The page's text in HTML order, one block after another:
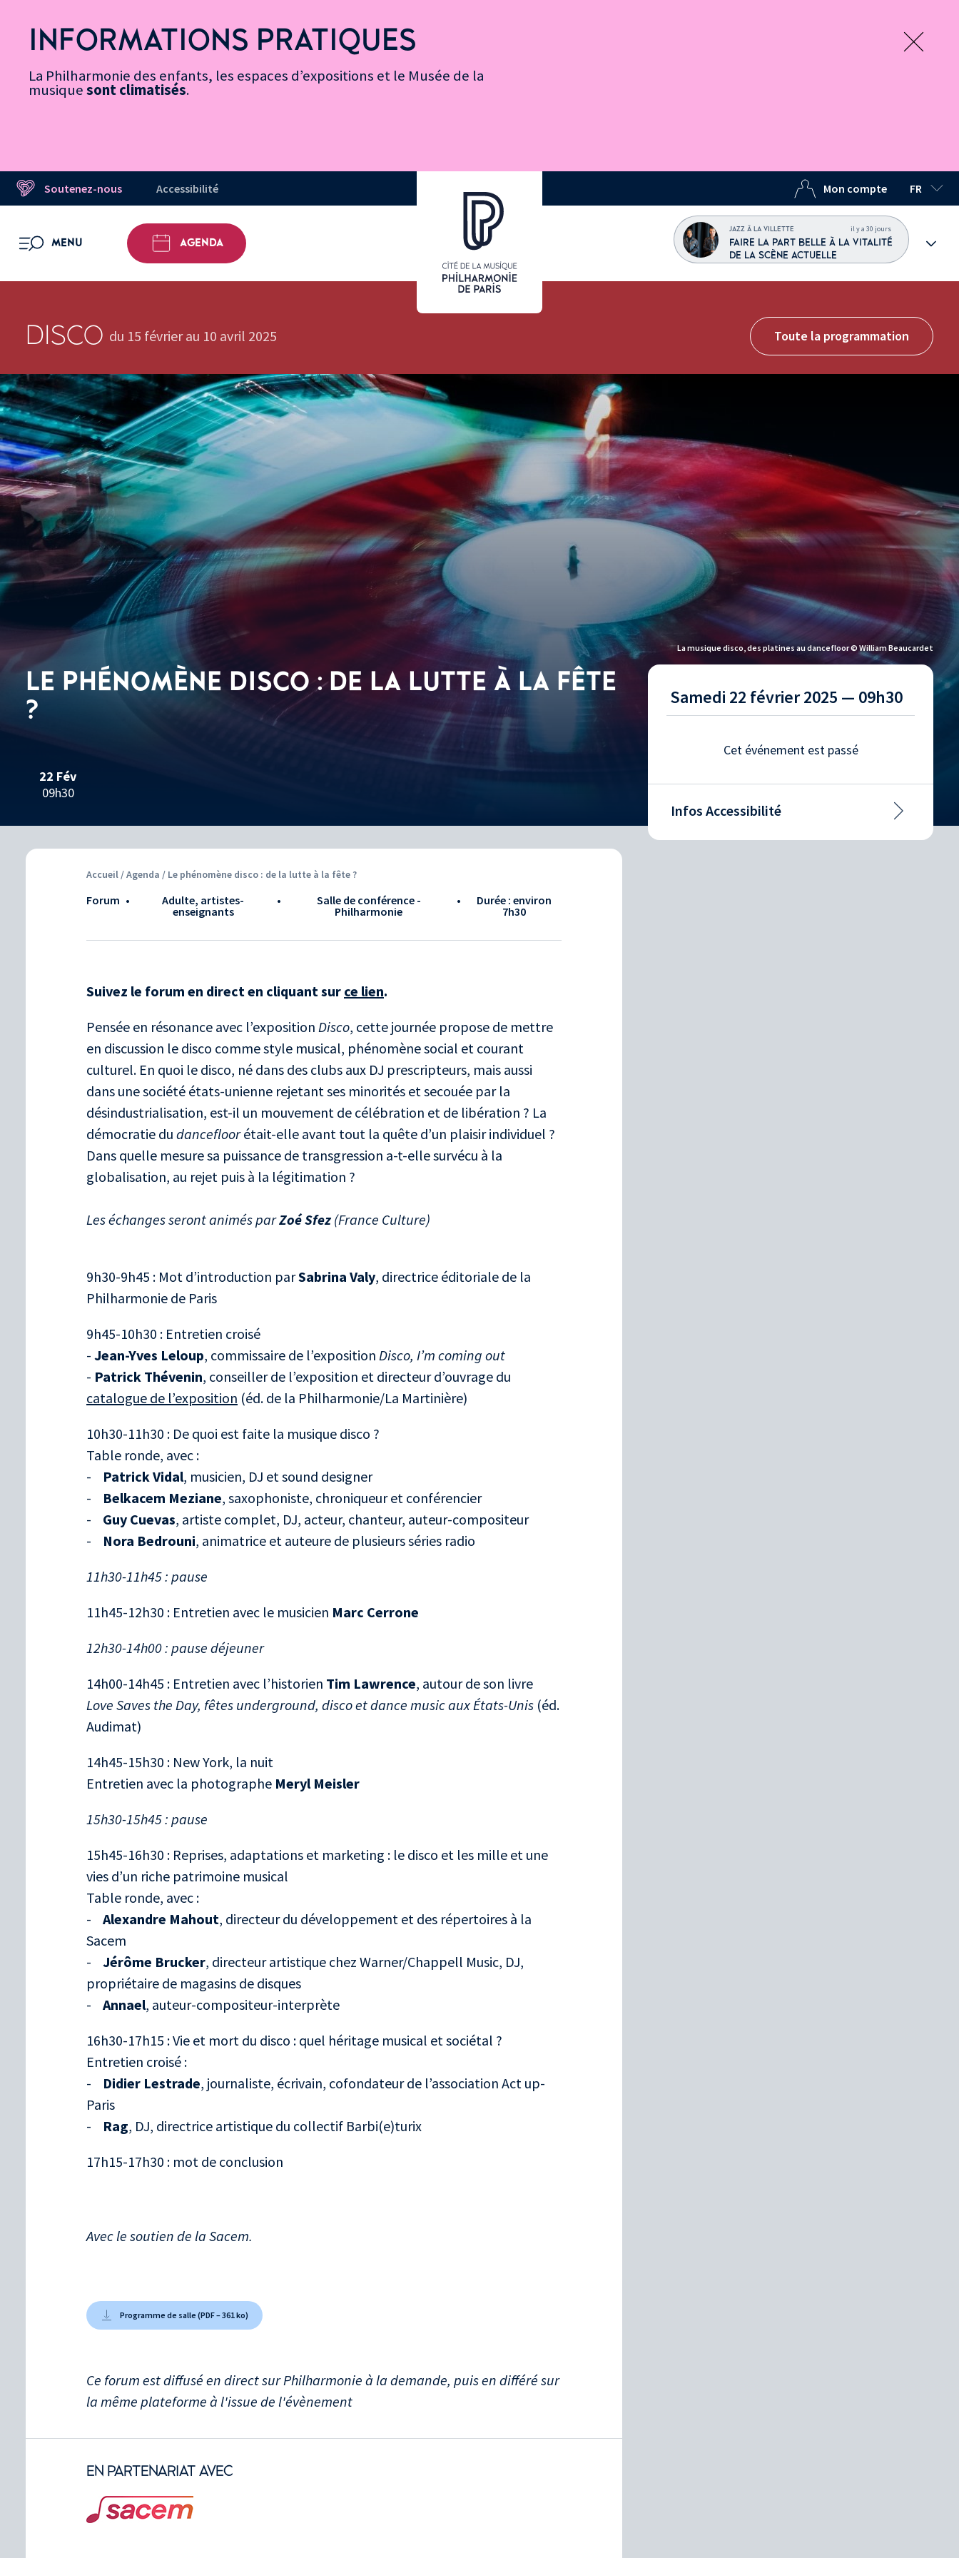
Accessibilité
rapides
contenuMessage d’information
INFORMATIONS PRATIQUES
La Philharmonie des enfants, les espaces d’expositions et le Musée de la
musiquesont climatisés.
Soutenez-nous Accessibilité Mon compte FR
LANGUE
MENU
OUVRIR LE MENU AGENDA
JAZZ À LA VILLETTE il y a 30 jours
FAIRE LA PART BELLE À LA VITALITÉ
DE LA SCÈNE ACTUELLE
DISCO du 15 février au 10 avril 2025 Toute la programmation
La musique disco, des platines au dancefloor © William Beaucardet
LE PHÉNOMÈNE DISCO : DE LA LUTTE À LA FÊTE
?
22 Fév
09h30
Accueil /Agenda / Le phénomène disco : de la lutte à la fête ?
Forum •
adulte, artistes-
enseignants
•
Salle de conférence -
Philharmonie
•
Durée : environ
7h30
Suivez le forum en direct en cliquant sur ce lien.
Pensée en résonance avec l’exposition Disco, cette journée propose de mettre
en discussion le disco comme style musical, phénomène social et courant
culturel. En quoi le disco, né dans des clubs aux DJ prescripteurs, mais aussi
dans une société états-unienne rejetant ses minorités et secouée par la
désindustrialisation, est-il un mouvement de célébration et de libération ? La
démocratie du dancefloorétait-elle avant tout la quête d’un plaisir individuel ?
Dans quelle mesure sa puissance de transgression a-t-elle survécu à la
globalisation, au rejet puis à la légitimation ?
Les échanges seront animés parZoé Sfez(France Culture)
9h30-9h45 : Mot d’introduction parSabrina Valy, directrice éditoriale de la
Philharmonie de Paris
9h45-10h30 : Entretien croisé
- Jean-Yves Leloup, commissaire de l’exposition Disco, I’m coming out
- Patrick Thévenin, conseiller de l’exposition et directeur d’ouvrage du
catalogue de l’exposition (éd. de la Philharmonie/La Martinière)
10h30-11h30 : De quoi est faite la musique disco ?
Table ronde, avec :
- Patrick Vidal, musicien, DJ et sound designer
- Belkacem Meziane, saxophoniste, chroniqueur et conférencier
- Guy Cuevas, artiste complet, DJ, acteur, chanteur, auteur-compositeur
- Nora Bedrouni, animatrice et auteure de plusieurs séries radio
11h30-11h45 : pause
11h45-12h30 : Entretien avec le musicien Marc Cerrone
12h30-14h00 : pause déjeuner
14h00-14h45 : Entretien avec l’historien Tim Lawrence, autour de son livre
Love Saves the Day, fêtes underground, disco et dance music aux États-Unis (éd.
Audimat)
14h45-15h30 : New York, la nuit
Entretien avec la photographe Meryl Meisler
15h30-15h45 : pause
15h45-16h30 : Reprises, adaptations et marketing : le disco et les mille et une
vies d’un riche patrimoine musical
Table ronde, avec :
- Alexandre Mahout, directeur du développement et des répertoires à la
Sacem
- Jérôme Brucker, directeur artistique chez Warner/Chappell Music, DJ,
propriétaire de magasins de disques
- Annael, auteur-compositeur-interprète
16h30-17h15 : Vie et mort du disco : quel héritage musical et sociétal ?
Entretien croisé :
- Didier Lestrade, journaliste, écrivain, cofondateur de l’association Act up-
Paris
- Rag, DJ, directrice artistique du collectif Barbi(e)turix
17h15-17h30 : mot de conclusion
Avec le soutien de la Sacem.
Programme de salle (PDF – 361 ko)
Ce forum est diffusé en direct sur Philharmonie à la demande, puis en différé sur
la même plateforme à l'issue de l'évènement
EN PARTENARIAT AVEC
Samedi 22 février 2025 — 09h30
Cet événement est passé
Infos Accessibilité